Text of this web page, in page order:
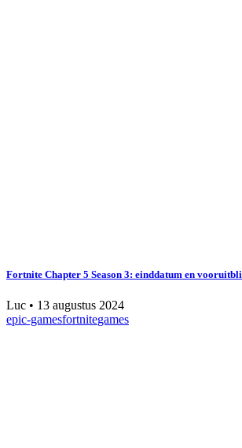
Fortnite Chapter 5 Season 3: einddatum en
Luc • 13 augustus 2024
epic-gamesfortnitegames